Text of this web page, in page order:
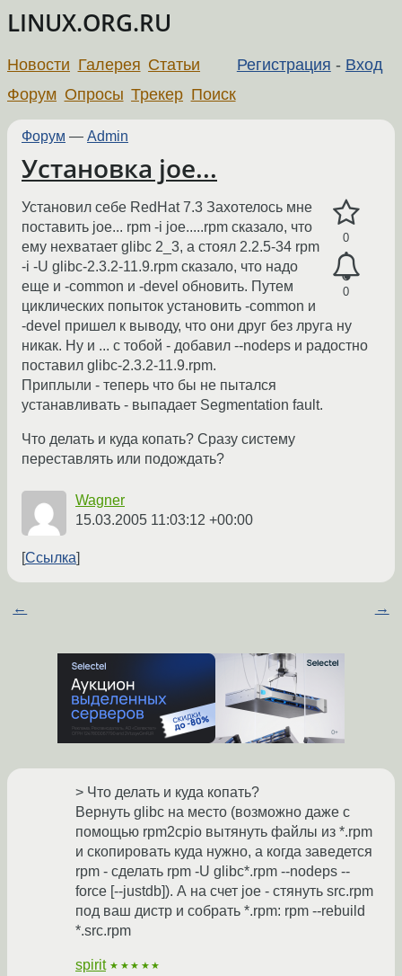
LINUX.ORG.RU
Регистрация - Вход
Новости Галерея Статьи
Форум Опросы Трекер Поиск
Форум — Admin
Установка joe...
0
0
Установил себе RedHat 7.3 Захотелось мне
поставить joe... rpm -i joe.....rpm сказало, что
ему нехватает glibc 2_3, а стоял 2.2.5-34 rpm
-i -U glibc-2.3.2-11.9.rpm сказало, что надо
еще и -common и -devel обновить. Путем
циклических попыток установить -common и
-devel пришел к выводу, что они друг без лруга ну
никак. Ну и ... с тобой - добавил --nodeps и радостно
поставил glibc-2.3.2-11.9.rpm.
Приплыли - теперь что бы не пытался
устанавливать - выпадает Segmentation fault.
Что делать и куда копать? Сразу систему
переставлять или подождать?
Wagner
15.03.2005 11:03:12 +00:00
Ссылка
← →
> Что делать и куда копать?
Вернуть glibc на место (возможно даже с
помощью rpm2cpio вытянуть файлы из *.rpm
и скопировать куда нужно, а когда заведется
rpm - сделать rpm -U glibc*.rpm --nodeps --
force [--justdb]). А на счет joe - стянуть src.rpm
под ваш дистр и собрать *.rpm: rpm --rebuild
*.src.rpm
spirit ★★★★★